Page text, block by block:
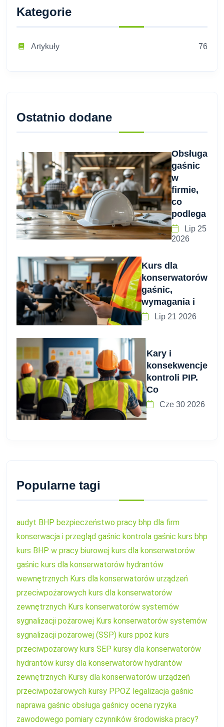
Kategorie
Artykuły 76
Ostatnio dodane
Obsługa
gaśnic
w
firmie,
co
podlega
Lip 25
2026
Kurs dla
konserwatorów
gaśnic,
wymagania i
Lip 21 2026
Kary i
konsekwencje
kontroli PIP.
Co
Cze 30 2026
Popularne tagi
audyt BHP bezpieczeństwo pracy bhp dla firm
konserwacja i przegląd gaśnic kontrola gaśnic kurs bhp
kurs BHP w pracy biurowej kurs dla konserwatorów
gaśnic kurs dla konserwatorów hydrantów
wewnętrznych Kurs dla konserwatorów urządzeń
przeciwpożarowych kurs dla konserwatorów
zewnętrznych Kurs konserwatorów systemów
sygnalizacji pożarowej Kurs konserwatorów systemów
sygnalizacji pożarowej (SSP) kurs ppoż kurs
przeciwpożarowy kurs SEP kursy dla konserwatorów
hydrantów kursy dla konserwatorów hydrantów
zewnętrznych Kursy dla konserwatorów urządzeń
przeciwpożarowych kursy PPOŻ legalizacja gaśnic
naprawa gaśnic obsługa gaśnicy ocena ryzyka
zawodowego pomiary czynników środowiska pracy?